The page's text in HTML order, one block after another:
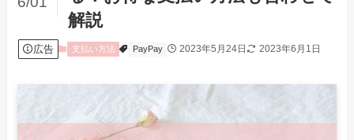
解説
広告 支払い方法 PayPay 2023年5月24日 2023年6月1日